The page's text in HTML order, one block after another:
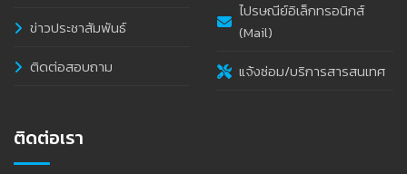
ข่าวประชาสัมพันธ์
ติดต่อสอบถาม
ไปรษณีย์อิเล็กทรอนิกส์
(Mail)
แจ้งซ่อม/บริการสารสนเทศ
ติดต่อเรา